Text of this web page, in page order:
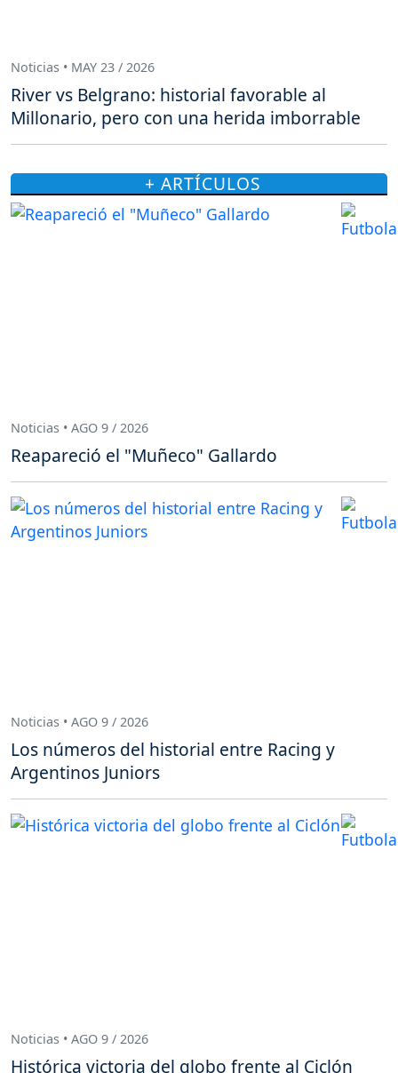
Noticias • MAY 23 / 2026
River vs Belgrano: historial favorable al
Millonario, pero con una herida imborrable
+ ARTÍCULOS
Noticias • AGO 9 / 2026
Reapareció el "Muñeco" Gallardo
Noticias • AGO 9 / 2026
Los números del historial entre Racing y
Argentinos Juniors
Noticias • AGO 9 / 2026
Histórica victoria del globo frente al Ciclón